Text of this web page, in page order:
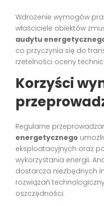
Wdrożenie wymogów
właściciele obiektów
audytu
co przyczynia się do
rzetelności oceny
Korzyści
Regularne
energetycznego
eksploatacyjnych oraz
wykorzystania energii.
dostarcza niezbędnych
rozwiązań
oszczędności.